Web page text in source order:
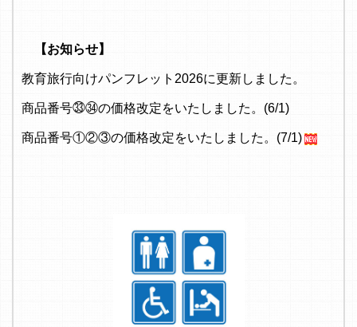
【お知らせ】
教育旅行向けパンフレット2026に更新しました。
商品番号㉝㉞の価格改定をいたしました。(6/1)
商品番号①②③の価格改定をいたしました。(7/1)